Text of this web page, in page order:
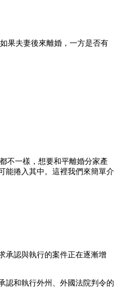
果夫妻後來離婚，一方是否有
不一樣，想要和平離婚分家產
能捲入其中。這裡我們來簡單介
承認與執行的案件正在逐漸增
認和執行外州、外國法院判令的